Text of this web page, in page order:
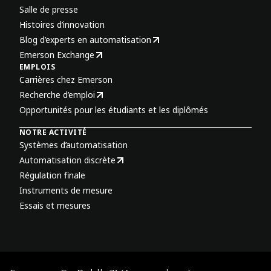
Salle de presse
Histoires d’innovation
Blog d’experts en automatisation
Emerson Exchange
EMPLOIS
Carrières chez Emerson
Recherche d’emploi
Opportunités pour les étudiants et les diplômés
NOTRE ACTIVITÉ
Systèmes d’automatisation
Automatisation discrète
Régulation finale
Instruments de mesure
Essais et mesures